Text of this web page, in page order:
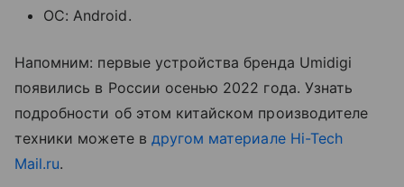
ОС: Android.
Напомним: первые устройства бренда Umidigi
появились в России осенью 2022 года. Узнать
подробности об этом китайском производителе
техники можете в другом материале Hi-Tech
Mail.ru.